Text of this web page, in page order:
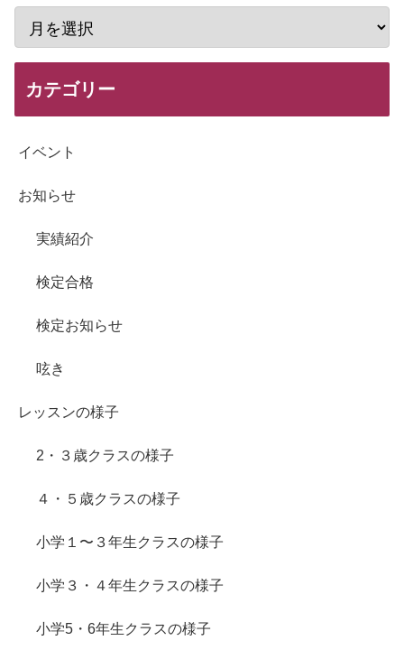
カテゴリー
イベント
お知らせ
実績紹介
検定合格
検定お知らせ
呟き
レッスンの様子
2・３歳クラスの様子
４・５歳クラスの様子
小学１〜３年生クラスの様子
小学３・４年生クラスの様子
小学5・6年生クラスの様子